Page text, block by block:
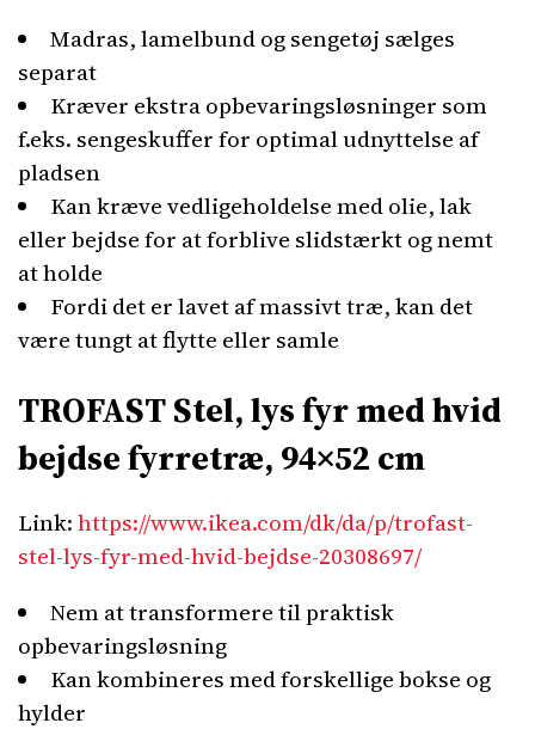
Madras, lamelbund og sengetøj sælges
separat
Kræver ekstra opbevaringsløsninger som
f.eks. sengeskuffer for optimal udnyttelse af
pladsen
Kan kræve vedligeholdelse med olie, lak
eller bejdse for at forblive slidstærkt og nemt
at holde
Fordi det er lavet af massivt træ, kan det
være tungt at flytte eller samle
TROFAST Stel, lys fyr med hvid
bejdse fyrretræ, 94×52 cm
Link:https://www.ikea.com/dk/da/p/trofast-
stel-lys-fyr-med-hvid-bejdse-20308697/
Nem at transformere til praktisk
opbevaringsløsning
Kan kombineres med forskellige bokse og
hylder